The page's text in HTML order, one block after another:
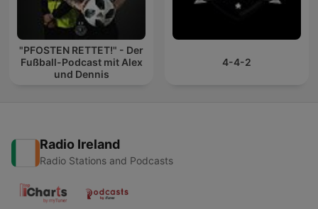
"PFOSTEN RETTET!" - Der
Fußball-Podcast mit Alex
und Dennis
4-4-2
Radio Ireland
Radio Stations and Podcasts